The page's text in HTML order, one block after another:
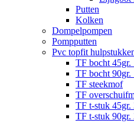
Putten
Kolken
Dompelpompen
Pompputten
Pvc topfit
TF bocht 45gr.
TF bocht 90gr.
TF steekmof
TF
TF t-stuk 45gr.
TF t-stuk 90gr.